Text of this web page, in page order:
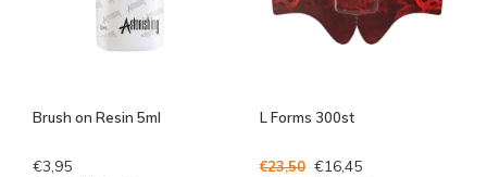
Brush on Resin 5ml
€3,95
L Forms 300st
€23,50 €16,45